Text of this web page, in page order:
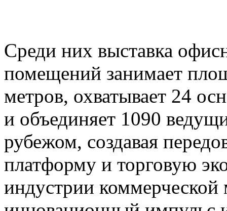
Среди них выставка
помещений занимает
метров, охватывает 24
и объединяет 1090
рубежом, создавая
платформу и торговую
индустрии коммерческой